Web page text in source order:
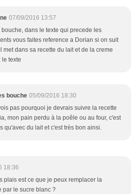
07/09/2016 13:57
bouche, dans le texte qui precede les
vous faites reference a Dorian si on suit
met dans sa recette du lait et de la creme
le texte
bouche 05/09/2016 18:30
pas pourquoi je devrais suivre la recette
mon pain perdu à la poêle ou au four, c'est
qu'avec du lait et c'est très bon ainsi.
18:36
plais est ce que je peux remplacer la
par le sucre blanc ?